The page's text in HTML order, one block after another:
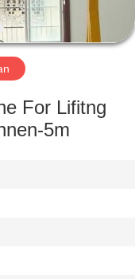
For Lifitng
5m